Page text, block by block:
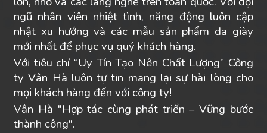
ngũ nhân viên nhiệt tình, năng động luôn cập
nhật xu hướng và các mẫu sản phẩm da giày
mới nhất để phục vụ quý khách hàng.
Với tiêu chí “Uy Tín Tạo Nên Chất Lượng” Công
ty Vân Hà luôn tự tin mang lại sự hài lòng cho
mọi khách hàng đến với công ty!
Vân Hà "Hợp tác cùng phát triển – Vững bước
thành công".